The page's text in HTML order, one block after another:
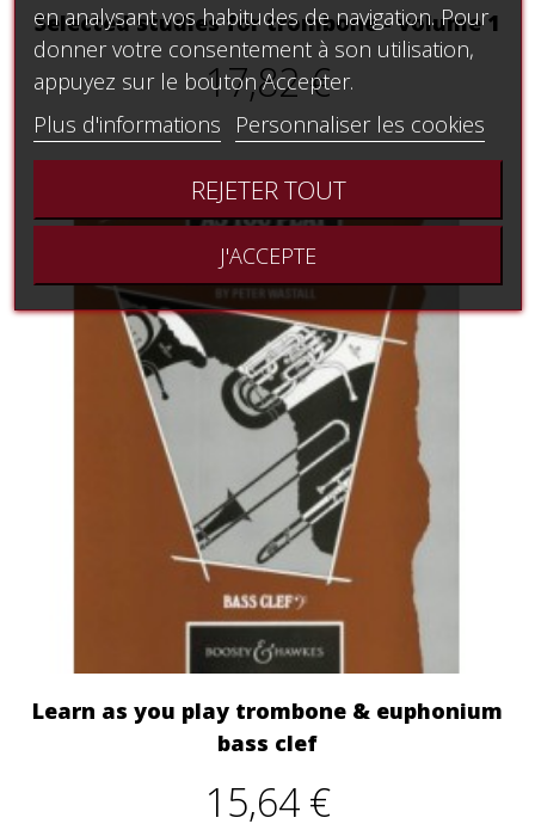
Selected studies for trombone - volume 1
17,82 €
Learn as you play trombone & euphonium
bass clef
15,64 €
en analysant vos habitudes de navigation. Pour
donner votre consentement à son utilisation,
appuyez sur le bouton Accepter.
Plus d'informations
Personnaliser les cookies
REJETER TOUT
J'ACCEPTE